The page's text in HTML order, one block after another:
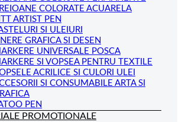
COLORATE ACUARELA
ARTIST PEN
SI ULEIURI
GRAFICA SI DESEN
UNIVERSALE POSCA
SI VOPSEA PENTRU TEXTILE
ACRILICE SI CULORI ULEI
SI CONSUMABILE ARTA SI
PEN
PROMOTIONALE